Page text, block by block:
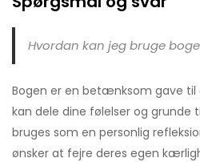
Hvordan kan jeg bruge
Bogen er en betænksom gave
kan dele dine følelser og grunde
bruges som en personlig
ønsker at fejre deres egen